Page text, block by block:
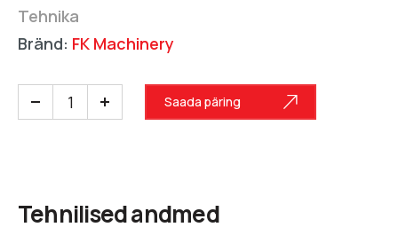
Tehnika
Bränd: FK Machinery
Saada päring
Tehnilised andmed